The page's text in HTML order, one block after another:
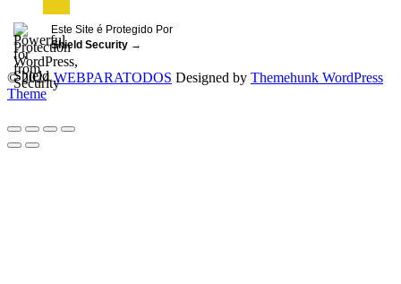
Este Site é Protegido Por
Shield Security →
© 2024WEBPARATODOS Designed by Themehunk WordPress
Theme